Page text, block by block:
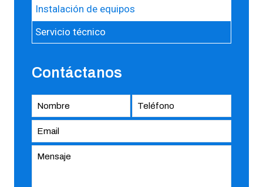
Instalación de equipos
Servicio técnico
Contáctanos